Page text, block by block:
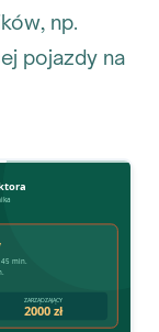
np.
pojazdy na